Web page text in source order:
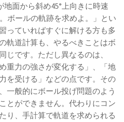
地面から斜め45°上向きに時速
ボールの軌跡を求めよ。」とい
っていればすぐに解ける方も多
軌道計算も、やるべきことはボ
じです。ただし異なるのは、
重力の強さが変化する」、「地
を受ける」などの点です。その
一般的にボール投げ問題のよう
とができません。代わりにコン
り、手計算で軌道を求められる